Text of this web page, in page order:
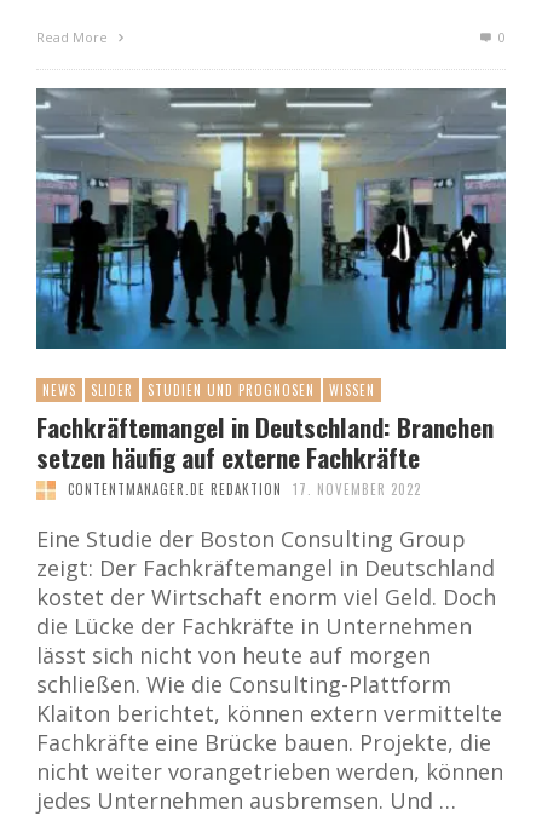
Read More 0
NEWS SLIDER STUDIEN UND PROGNOSEN WISSEN
Fachkräftemangel in Deutschland: Branchen
setzen häufig auf externe Fachkräfte
CONTENTMANAGER.DE REDAKTION 17. NOVEMBER 2022
Eine Studie der Boston Consulting Group
zeigt: Der Fachkräftemangel in Deutschland
kostet der Wirtschaft enorm viel Geld. Doch
die Lücke der Fachkräfte in Unternehmen
lässt sich nicht von heute auf morgen
schließen. Wie die Consulting-Plattform
Klaiton berichtet, können extern vermittelte
Fachkräfte eine Brücke bauen. Projekte, die
nicht weiter vorangetrieben werden, können
jedes Unternehmen ausbremsen. Und …